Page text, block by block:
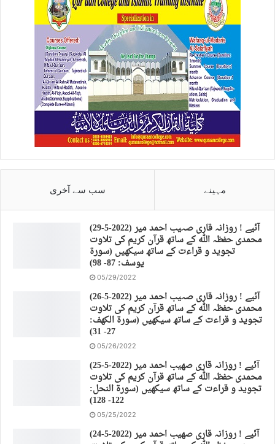
سب سے آخری مہینے
(29-5-2022) آئیے ! روزانہ قاری صہیب احمد میر
محمدی حفظہ اللہ کے ساتھ قرآن کریم کی تلاوت
تجوید و قراءت کے ساتھ سیکھیں (سورة
يوسف: 87- 98)
05/29/2022
(26-5-2022) آئیے ! روزانہ قاری صہیب احمد میر
محمدی حفظہ اللہ کے ساتھ قرآن کریم کی تلاوت
تجوید و قراءت کے ساتھ سیکھیں (سورة الكهف:
27- 31)
05/26/2022
(25-5-2022) آئیے ! روزانہ قاری صهیب احمد میر
محمدی حفظہ اللہ کے ساتھ قرآن کریم کی تلاوت
تجوید و قراءت کے ساتھ سیکھیں (سورة النحل:
122- 128)
05/25/2022
(24-5-2022) آئیے ! روزانہ قاری صهیب احمد میر